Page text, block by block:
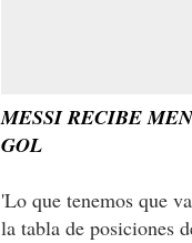
MESSI RECIBE
GOL
'Lo que tenemos que
la tabla de posiciones